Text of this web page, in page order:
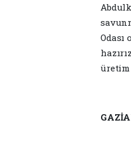
üretim